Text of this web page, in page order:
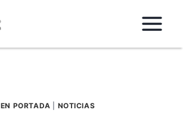
EN PORTADA NOTICIAS